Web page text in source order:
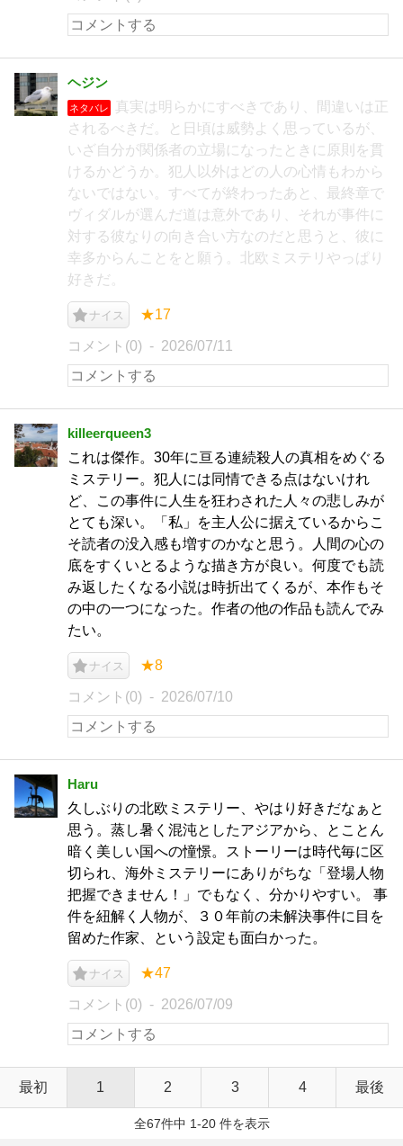
ヘジン
ネタバレ
真実は明らかにすべきであり、間違いは正
されるべきだ。と日頃は威勢よく思っているが、
いざ自分が関係者の立場になったときに原則を貫
けるかどうか。犯人以外はどの人の心情もわから
ないではない。すべてが終わったあと、最終章で
ヴィダルが選んだ道は意外であり、それが事件に
対する彼なりの向き合い方なのだと思うと、彼に
幸多からんことをと願う。北欧ミステリやっぱり
好きだ。
ナイス ★17
コメント(0) 2026/07/11
killeerqueen3
これは傑作。30年に亘る連続殺人の真相をめぐる
ミステリー。犯人には同情できる点はないけれ
ど、この事件に人生を狂わされた人々の悲しみが
とても深い。「私」を主人公に据えているからこ
そ読者の没入感も増すのかなと思う。人間の心の
底をすくいとるような描き方が良い。何度でも読
み返したくなる小説は時折出てくるが、本作もそ
の中の一つになった。作者の他の作品も読んでみ
たい。
ナイス ★8
コメント(0) 2026/07/10
Haru
久しぶりの北欧ミステリー、やはり好きだなぁと
思う。蒸し暑く混沌としたアジアから、とことん
暗く美しい国への憧憬。ストーリーは時代毎に区
切られ、海外ミステリーにありがちな「登場人物
把握できません！」でもなく、分かりやすい。 事
件を紐解く人物が、３０年前の未解決事件に目を
留めた作家、という設定も面白かった。
ナイス ★47
コメント(0) 2026/07/09
最初 1 2 3 4 最後
全67件中 1-20 件を表示